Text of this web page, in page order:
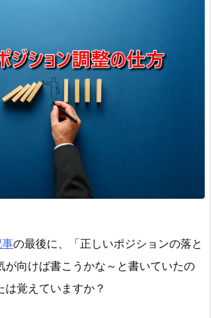
の最後に、「正しいポジションの落と
が向けば書こうかな～と書いていたの
覚えていますか？